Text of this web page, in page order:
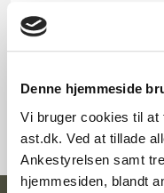
Denne hjemmeside
Vi bruger cookies til at
ast.dk. Ved at tillade
Ankestyrelsen samt
hjemmesiden, blandt
§ 37 § 18 § 25 § 39
20603-83